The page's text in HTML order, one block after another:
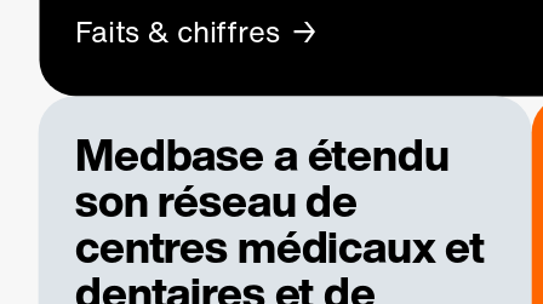
Faits & chiffres
Medbase a étendu
son réseau de
centres médicaux et